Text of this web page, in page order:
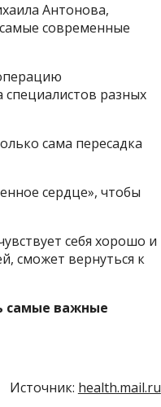
Антонова,
современные
разных
сама пересадка
сердце», чтобы
себя хорошо и
сможет вернуться к
самые важные
Источник: health.mail.ru